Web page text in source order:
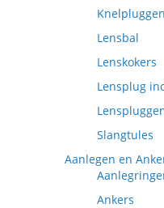
Knelpluggen
Lensbal
Lenskokers
Lensplug
Slangtules
Aanlegen en
Ankers